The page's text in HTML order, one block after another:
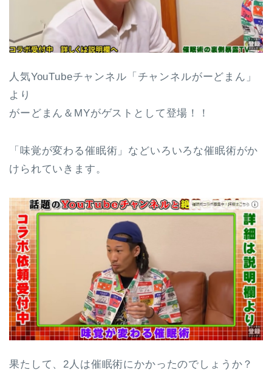
人気YouTubeチャンネル「チャンネルがーどまん」
より
がーどまん＆MYがゲストとして登場！！
「味覚が変わる催眠術」などいろいろな催眠術がか
けられていきます。
果たして、2人は催眠術にかかったのでしょうか？